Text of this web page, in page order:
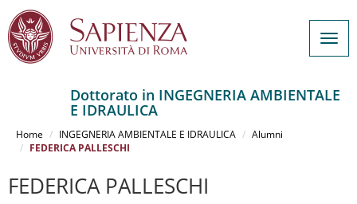
contenuto
Dottorato in INGEGNERIA AMBIENTALE
E IDRAULICA
Home INGEGNERIA AMBIENTALE E IDRAULICA
Alumni
FEDERICA PALLESCHI
FEDERICA PALLESCHI